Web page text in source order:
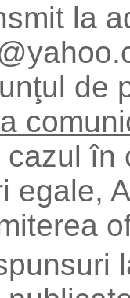
la
de
cazul în
egale,